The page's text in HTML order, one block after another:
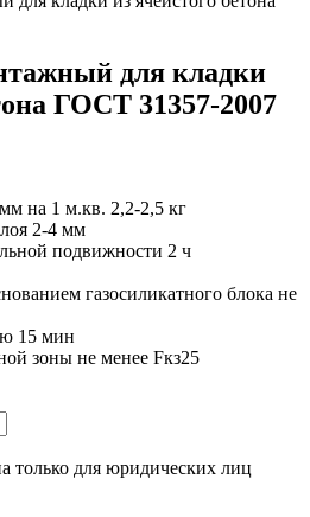
для кладки
ГОСТ 31357-2007
на 1 м.кв. 2,2-2,5 кг
2-4 мм
подвижности 2 ч
газосиликатного блока не
15 мин
зоны не менее Fкз25
только для юридических лиц